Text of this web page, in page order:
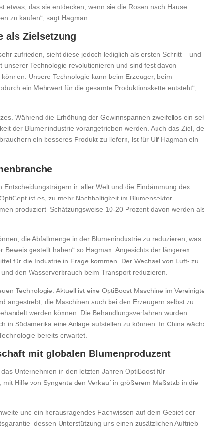
etwas, das sie entdecken, wenn sie die Rosen nach Hause
zu kaufen“, sagt Hagman.
als Zielsetzung
zufrieden, sieht diese jedoch lediglich als ersten Schritt – und
Technologie revolutionieren und sind fest davon
Unsere Technologie kann beim Erzeuger, beim
ein Mehrwert für die gesamte Produktionskette entsteht“,
Während die Erhöhung der Gewinnspannen zweifellos ein
der Blumenindustrie vorangetrieben werden. Auch das Ziel,
ein besseres Produkt zu liefern, ist für Ulf Hagman ein
in aller Welt und die Eindämmung des
ist es, zu mehr Nachhaltigkeit im Blumensektor
produziert. Schätzungsweise 10-20 Prozent davon werden
die Abfallmenge in der Blumenindustrie zu reduzieren, was
gestellt haben“ so Hagman. Angesichts der längeren
für die Industrie in Frage kommen. Der Wechsel von Luft- zu
den Wasserverbrauch beim Transport reduzieren.
Technologie. Aktuell ist eine OptiBoost Maschine im
angestrebt, die Maschinen auch bei den Erzeugern selbst zu
werden können. Die Behandlungsverfahren wurden
in Südamerika eine Anlage aufstellen zu können. In China
bereits erwartet.
mit globalen Blumenproduzent
Unternehmen in den letzten Jahren OptiBoost für
Hilfe von Syngenta den Verkauf in größerem Maßstab in die
und ein herausragendes Fachwissen auf dem Gebiet der
dessen Unterstützung uns einen zusätzlichen Auftrieb